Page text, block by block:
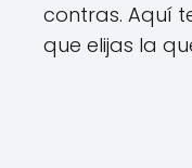
contras. Aquí
que elijas la